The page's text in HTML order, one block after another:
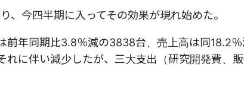
今四半期に入ってその効果が現れ始めた。
年同期比3.8％減の3838台、売上高は同18.2％
に伴い減少したが、三大支出（研究開発費、